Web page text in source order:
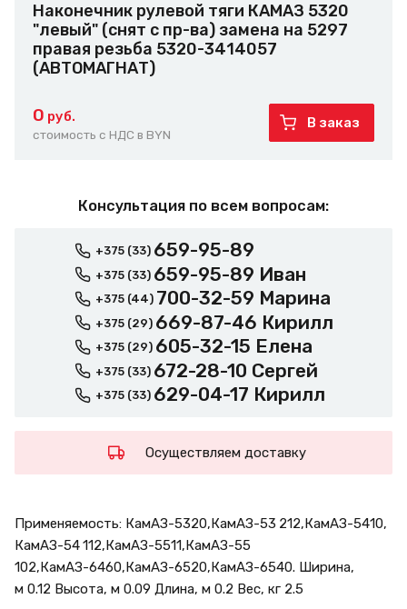
Наконечник рулевой тяги КАМАЗ 5320
"левый" (снят с пр-ва) замена на 5297
правая резьба 5320-3414057
(АВТОМАГНАТ)
0 руб.
стоимость с НДС в BYN
В заказ
Консультация по всем вопросам:
+375 (33) 659-95-89
+375 (33) 659-95-89 Иван
+375 (44) 700-32-59 Марина
+375 (29) 669-87-46 Кирилл
+375 (29) 605-32-15 Елена
+375 (33) 672-28-10 Сергей
+375 (33) 629-04-17 Кирилл
Осуществляем доставку
Применяемость: КамАЗ-5320,КамАЗ-53 212,КамАЗ-5410,
КамАЗ-54 112,КамАЗ-5511,КамАЗ-55
102,КамАЗ-6460,КамАЗ-6520,КамАЗ-6540. Ширина,
м 0.12 Высота, м 0.09 Длина, м 0.2 Вес, кг 2.5